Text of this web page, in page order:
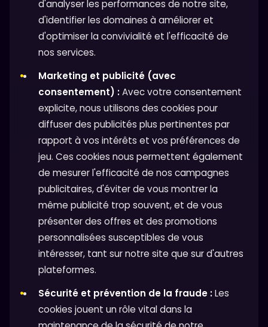
d'analyser les performances de notre site,
d'identifier les domaines à améliorer et
d'optimiser la convivialité et l'efficacité de
nos services.
Marketing et publicité (avec
consentement) :Avec votre consentement
explicite, nous utilisons des cookies pour
diffuser des publicités plus pertinentes par
rapport à vos intérêts et vos préférences de
jeu. Ces cookies nous permettent également
de mesurer l'efficacité de nos campagnes
publicitaires, d'éviter de vous montrer la
même publicité trop souvent, et de vous
présenter des offres et des promotions
personnalisées susceptibles de vous
intéresser, tant sur notre site que sur d'autres
plateformes.
Sécurité et prévention de la fraude :Les
cookies jouent un rôle vital dans la